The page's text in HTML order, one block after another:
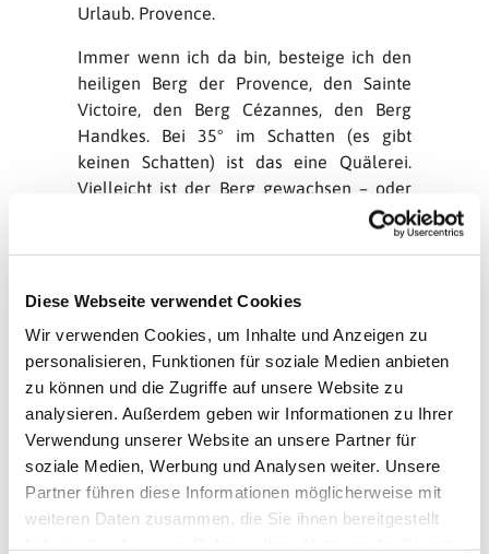
Diese Webseite verwendet Cookies
Wir verwenden Cookies, um Inhalte und Anzeigen zu
personalisieren, Funktionen für soziale Medien anbieten
zu können und die Zugriffe auf unsere Website zu
analysieren. Außerdem geben wir Informationen zu Ihrer
Verwendung unserer Website an unsere Partner für
soziale Medien, Werbung und Analysen weiter. Unsere
Partner führen diese Informationen möglicherweise mit
weiteren Daten zusammen, die Sie ihnen bereitgestellt
Urlaub. Provence.
Immer wenn ich da bin, besteige ich den
heiligen Berg der Provence, den Sainte
Victoire, den Berg Cézannes, den Berg
Handkes. Bei 35° im Schatten (es gibt
keinen Schatten) ist das eine Quälerei.
Vielleicht ist der Berg gewachsen – oder
ich bin älter geworden? Der alte Cézanne
hat den Berg immer nur von unten gemalt.
Wenn ich wieder unten bin, weiß ich
jedoch: Nächstes Mal steige ich wieder
hinauf!
Der Grund sind die elementaren
Erfahrungen, die ich mache: Die Nähe zur
Natur, die Gerüche des Garrigue, der Lärm
der Zikaden, die brennende Hitze, der
weiße Fels, der Schatten der Zedern auf